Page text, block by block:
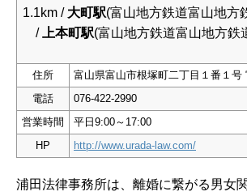
1.1km / 大町駅(富山地方鉄道富山地方
/
上本町駅(富山地方鉄道富山地方鉄
住所
富山県富山市根塚町二丁目１番１号
電話
076-422-2990
営業時間
平日9:00～17:00
HP
http://www.urada-law.com/
浦田法律事務所は、離婚に繋がる男女